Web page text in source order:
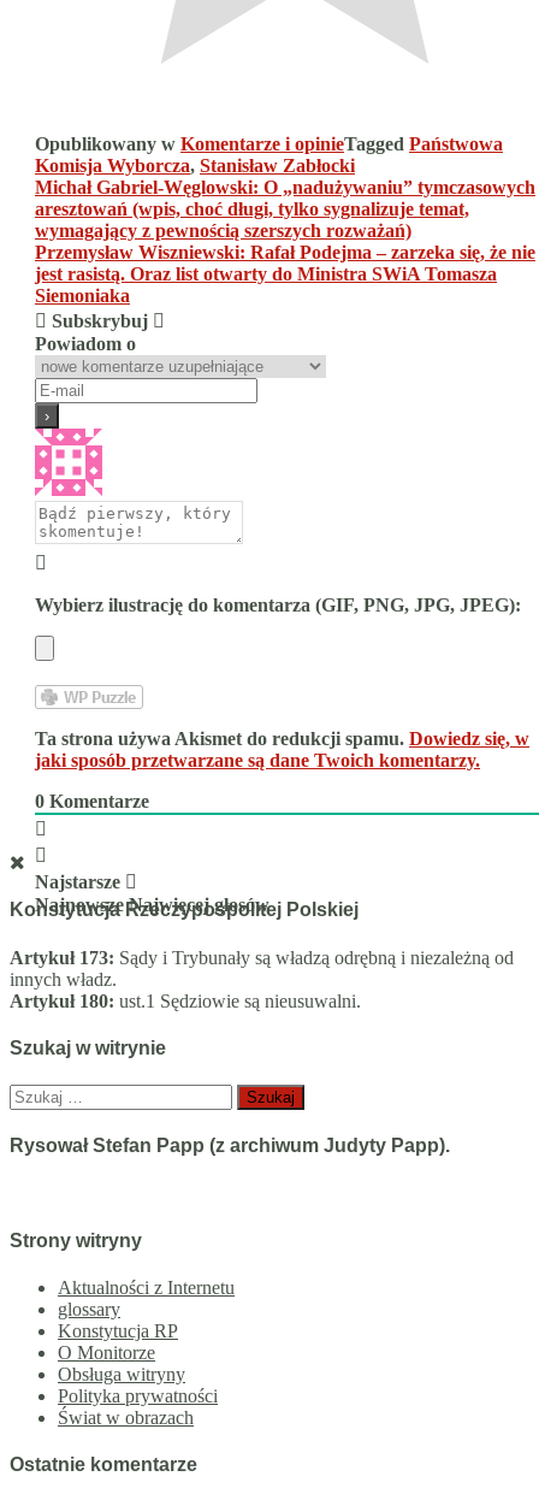
Opublikowany w Komentarze i opinieTagged Państwowa
Komisja Wyborcza, Stanisław Zabłocki
Nawigacja
wpisu
Michał Gabriel-Węglowski: O „nadużywaniu” tymczasowych
aresztowań (wpis, choć długi, tylko sygnalizuje temat,
wymagający z pewnością szerszych rozważań)
Przemysław Wiszniewski: Rafał Podejma – zarzeka się, że nie
jest rasistą. Oraz list otwarty do Ministra SWiA Tomasza
Siemoniaka
Subskrybuj
Powiadom o
Wybierz ilustrację do komentarza (GIF, PNG, JPG, JPEG):
Ta strona używa Akismet do redukcji spamu. Dowiedz się, w
jaki sposób przetwarzane są dane Twoich komentarzy.
0 Komentarze
Najstarsze
Najnowsze Najwięcej głosów
Konstytucja Rzeczypospolitej Polskiej
Artykuł 173: Sądy i Trybunały są władzą odrębną i niezależną od
innych władz.
Artykuł 180: ust.1 Sędziowie są nieusuwalni.
Szukaj w witrynie
Szukaj:
Rysował Stefan Papp (z archiwum Judyty Papp).
Strony witryny
Aktualności z Internetu
glossary
Konstytucja RP
O Monitorze
Obsługa witryny
Polityka prywatności
Świat w obrazach
Ostatnie komentarze